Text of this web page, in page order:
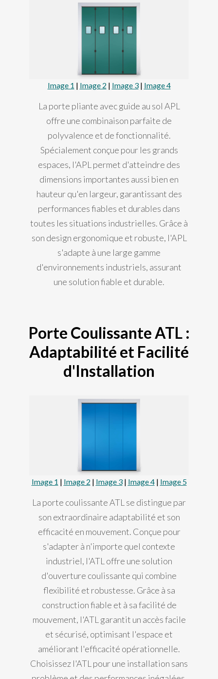
Image 1 | Image 2 | Image 3| Image 4
La porte pliante avec guide au sol APL
offre une combinaison parfaite de
polyvalence et de fonctionnalité.
Spécialement conçue pour les grands
espaces, l'APL permet d'atteindre des
dimensions importantes aussi bien en
hauteur qu'en largeur, garantissant des
performances fiables et durables dans
toutes les situations industrielles. Grâce à
son design ergonomique et robuste, l'APL
s'adapte à une large gamme
d'environnements industriels, assurant
une solution fiable et durable.
Porte Coulissante ATL :
Adaptabilité et Facilité
d'Installation
Image 1 | Image 2 | Image 3| Image 4| Image 5
La porte coulissante ATL se distingue par
son extraordinaire adaptabilité et son
efficacité en mouvement. Conçue pour
s'adapter à n'importe quel contexte
industriel, l'ATL offre une solution
d'ouverture coulissante qui combine
flexibilité et robustesse. Grâce à sa
construction fiable et à sa facilité de
mouvement, l'ATL garantit un accès facile
et sécurisé, optimisant l'espace et
améliorant l'efficacité opérationnelle.
Choisissez l'ATL pour une installation sans